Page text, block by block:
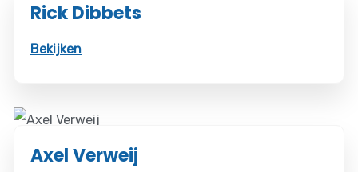
Rick Dibbets
Bekijken
Axel Verweij